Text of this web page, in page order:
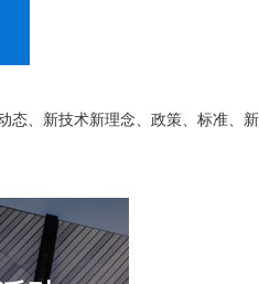
态、新技术新理念、政策、标准、新